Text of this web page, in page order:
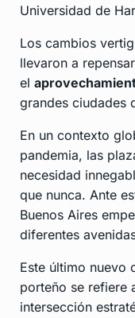
Universidad de
Los cambios
llevaron a
el
grandes ciudades
En un contexto
pandemia, las
necesidad
que nunca. Ante
Buenos Aires
diferentes
Este último nuevo
porteño se refiere
intersección